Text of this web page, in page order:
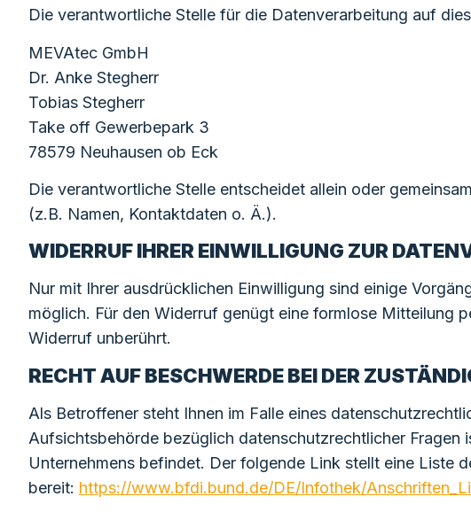
Die verantwortliche Stelle für die Datenverarbeitung auf
MEVAtec GmbH
Dr. Anke Stegherr
Tobias Stegherr
Take off Gewerbepark 3
78579 Neuhausen ob Eck
Die verantwortliche Stelle entscheidet allein oder
(z.B. Namen, Kontaktdaten o. Ä.).
WIDERRUF IHRER EINWILLIGUNG ZUR
Nur mit Ihrer ausdrücklichen Einwilligung sind einige
möglich. Für den Widerruf genügt eine formlose Mitteilung
Widerruf unberührt.
RECHT AUF BESCHWERDE BEI DER
Als Betroffener steht Ihnen im Falle eines
Aufsichtsbehörde bezüglich datenschutzrechtlicher
Unternehmens befindet. Der folgende Link stellt eine Liste
bereit: https://www.bfdi.bund.de/DE/Infothek/